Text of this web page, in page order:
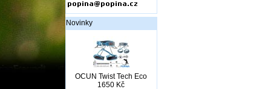
Novinky
OCUN Twist Tech Eco
1650 Kč